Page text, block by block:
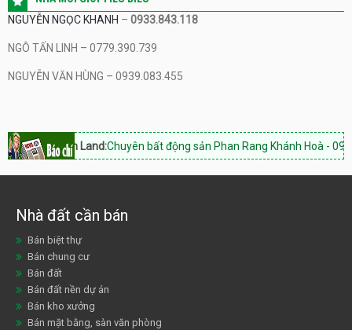
NGUYỄN NGỌC KHANH – 0933.843.118
NGÔ TẤN LINH – 0779.390.739
NGUYỄN VĂN HÙNG – 0939.083.455
Land:Chuyên bất động sản Phan Rang Khánh Hoà - 0933.843.118
Nhà đất cần bán
Bán biệt thự
Bán chung cư
Bán đất
Bán đất nền dự án
Bán kho xưởng
Bán mặt bằng, sàn văn phòng